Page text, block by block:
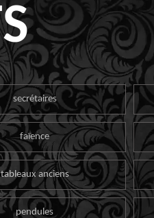
secrétaires
faïence
tableaux anciens
pendules